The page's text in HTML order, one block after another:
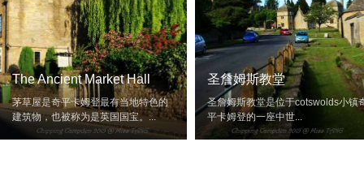
The Ancient Market Hall
茅草屋是奇平卡姆登最有当地特色的
建筑物，也被称为是英国国宝。...
圣詹姆斯教堂
圣詹姆斯教堂是位于cotswolds小镇
平卡姆登的一座中世...